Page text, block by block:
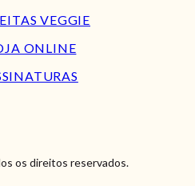
VEGGIE
ONLINE
os direitos reservados.